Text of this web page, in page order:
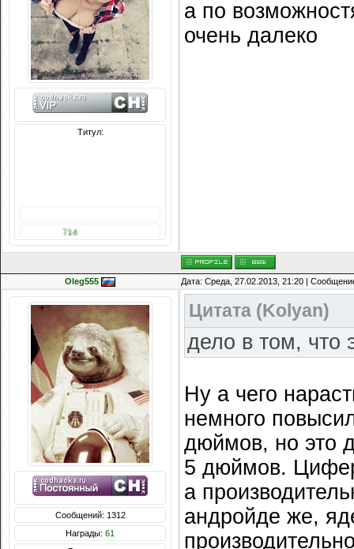
Титул:
а по
очень далеко
Oleg555 Дата: Среда, 27.02.2013, 21:20 |
Сообщений: 1312
Награды: 61
Цитата (Kolyan)
дело в том, что
Ну а чего
немного
дюймов, но это
5 дюймов.
а
андройде же,